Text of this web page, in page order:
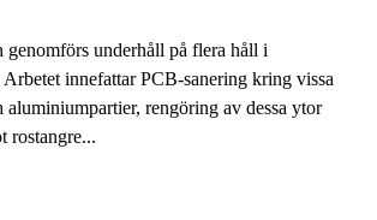
genomförs underhåll på flera håll i
innefattar PCB-sanering kring vissa
aluminiumpartier, rengöring av dessa ytor
rostangre...